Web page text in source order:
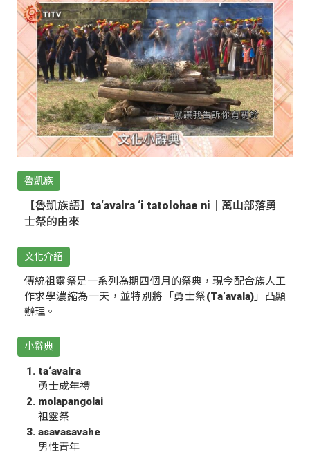
魯凱族
【魯凱族語】ta‘avalra ‘i tatolohae ni｜萬山部落勇
士祭的由來
文化介紹
傳統祖靈祭是一系列為期四個月的祭典，現今配合族人工
作求學濃縮為一天，並特別將「勇士祭(Ta‘avala)」凸顯
辦理。
小辭典
ta‘avalra
勇士成年禮
molapangolai
祖靈祭
asavasavahe
男性青年